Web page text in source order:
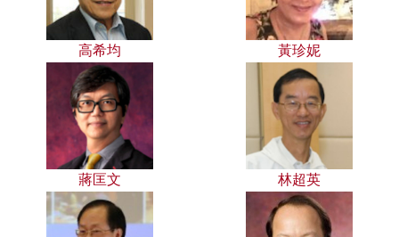
高希均 黃珍妮
蔣匡文 林超英